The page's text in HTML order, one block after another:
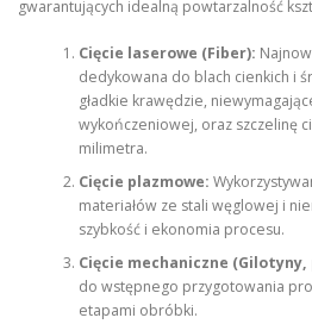
gwarantujących idealną powtarzalność
Cięcie laserowe (Fiber):
dedykowana do blach cienkich i
gładkie krawędzie,
wykończeniowej, oraz szczelinę
milimetra.
Cięcie plazmowe:
materiałów ze stali węglowej i
szybkość i ekonomia procesu.
Cięcie mechaniczne (Gilotyny,
do wstępnego przygotowania
etapami obróbki.